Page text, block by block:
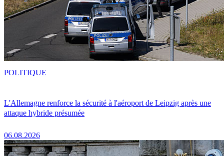
L'Allemagne renforce la sécurité à l'aéroport de Leipzig après une
attaque hybride présumée
06.08.2026
POLITIQUE